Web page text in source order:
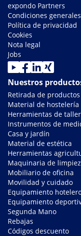
expondo Partners
Condiciones generales
Política de privacidad
Cookies
Nota legal
Jobs
Nuestros
Retirada de productos
Material de hostelería
Herramientas de taller
Instrumentos de
Casa y jardín
Material de estética
Herramientas
Maquinaria de
Mobiliario de oficina
Movilidad y cuidado
Equipamiento
Equipamiento
Segunda Mano
Rebajas
Códigos descuento